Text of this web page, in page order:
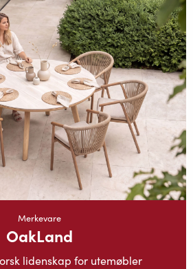
Merkevare
OakLand
lidenskap for utemøbler